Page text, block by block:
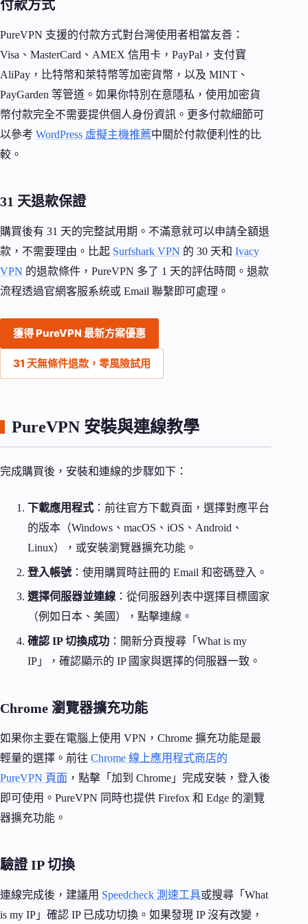
付款方式
PureVPN 支援的付款方式對台灣使用者相當友善：
Visa、MasterCard、AMEX 信用卡，PayPal，支付寶
AliPay，比特幣和萊特幣等加密貨幣，以及 MINT、
PayGarden 等管道。如果你特別在意隱私，使用加密貨
幣付款完全不需要提供個人身份資訊。更多付款細節可
以參考 WordPress 虛擬主機推薦中關於付款便利性的比
較。
31 天退款保證
購買後有 31 天的完整試用期。不滿意就可以申請全額退
款，不需要理由。比起 Surfshark VPN 的 30 天和 Ivacy
VPN 的退款條件，PureVPN 多了 1 天的評估時間。退款
流程透過官網客服系統或 Email 聯繫即可處理。
獲得 PureVPN 最新方案優惠
31 天無條件退款，零風險試用
PureVPN 安裝與連線教學
完成購買後，安裝和連線的步驟如下：
下載應用程式 ：前往官方下載頁面，選擇對應平台
的版本（Windows、macOS、iOS、Android、
Linux），或安裝瀏覽器擴充功能。
登入帳號：使用購買時註冊的 Email 和密碼登入。
選擇伺服器並連線 ：從伺服器列表中選擇目標國家
（例如日本、美國），點擊連線。
確認 IP 切換成功 ：開新分頁搜尋「What is my
IP」，確認顯示的 IP 國家與選擇的伺服器一致。
Chrome 瀏覽器擴充功能
如果你主要在電腦上使用 VPN，Chrome 擴充功能是最
輕量的選擇。前往 Chrome 線上應用程式商店的
PureVPN 頁面 ，點擊「加到 Chrome」完成安裝，登入後
即可使用。PureVPN 同時也提供 Firefox 和 Edge 的瀏覽
器擴充功能。
驗證 IP 切換
連線完成後，建議用 Speedcheck 測速工具或搜尋「What
is my IP」確認 IP 已成功切換。如果發現 IP 沒有改變，